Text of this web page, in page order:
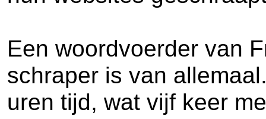
Een woordvoerder van
schraper is van
uren tijd, wat vijf keer